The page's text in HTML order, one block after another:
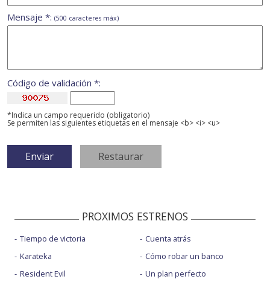
Mensaje *: (500 caracteres máx)
Código de validación *:
*Indica un campo requerido (obligatorio)
Se permiten las siguientes etiquetas en el mensaje <b> <i> <u>
PROXIMOS ESTRENOS
Tiempo de victoria
Karateka
Resident Evil
Cuenta atrás
Cómo robar un banco
Un plan perfecto